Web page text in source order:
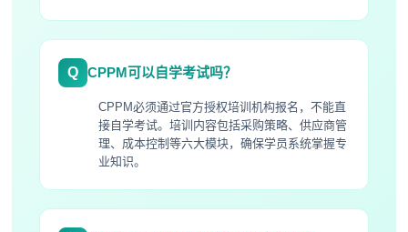
Q CPPM可以自学考试吗？
CPPM必须通过官方授权培训机构报名，不能直
接自学考试。培训内容包括采购策略、供应商管
理、成本控制等六大模块，确保学员系统掌握专
业知识。